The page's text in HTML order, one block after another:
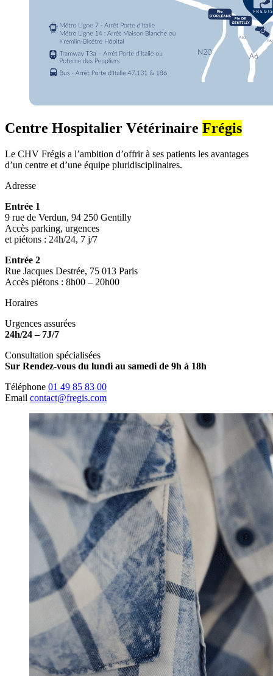
Centre Hospitalier Vétérinaire Frégis
Le CHV Frégis a l’ambition d’offrir à ses patients les avantages
d’un centre et d’une équipe pluridisciplinaires.
Adresse
Entrée 1
9 rue de Verdun, 94 250 Gentilly
Accès parking, urgences
et piétons : 24h/24, 7 j/7
Entrée 2
Rue Jacques Destrée, 75 013 Paris
Accès piétons : 8h00 – 20h00
Horaires
Urgences assurées
24h/24 – 7J/7
Consultation spécialisées
Sur Rendez-vous du lundi au samedi de 9h à 18h
Téléphone 01 49 85 83 00
Email contact@fregis.com